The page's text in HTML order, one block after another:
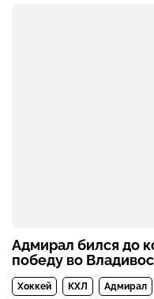
Адмирал бился до
победу во
Хоккей КХЛ Адмирал